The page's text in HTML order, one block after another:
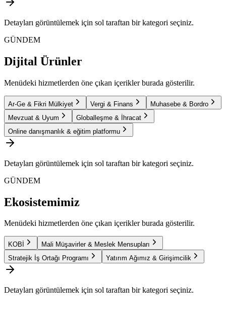
Detayları görüntülemek için sol taraftan bir kategori seçiniz.
GÜNDEM
Dijital Ürünler
Menüdeki hizmetlerden öne çıkan içerikler burada gösterilir.
Ar-Ge & Fikri Mülkiyet Vergi & Finans
Muhasebe & Bordro
Mevzuat & Uyum
Globalleşme & İhracat
Online danışmanlık & eğitim platformu
Detayları görüntülemek için sol taraftan bir kategori seçiniz.
GÜNDEM
Ekosistemimiz
Menüdeki hizmetlerden öne çıkan içerikler burada gösterilir.
KOBİ
Mali Müşavirler & Meslek Mensupları
Stratejik İş Ortağı Programı
Yatırım Ağımız & Girişimcilik
Detayları görüntülemek için sol taraftan bir kategori seçiniz.